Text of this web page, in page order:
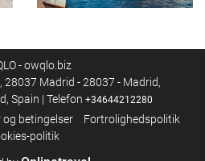
- owqlo.biz
28037 Madrid - 28037 - Madrid,
Spain | Telefon +34644212280
og betingelser
Fortrolighedspolitik
politik